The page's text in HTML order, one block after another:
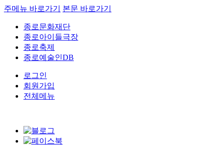
주메뉴 바로가기 본문 바로가기
종로문화재단
종로아이들극장
종로축제
종로예술인DB
로그인
회원가입
전체메뉴